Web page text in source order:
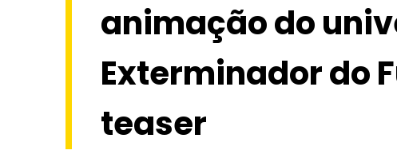
animação do
Exterminador do
teaser